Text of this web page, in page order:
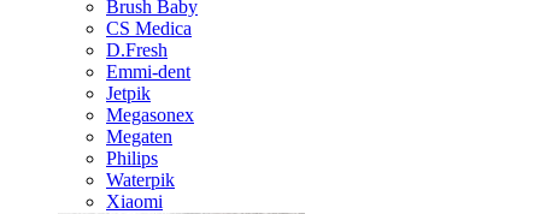
Brush Baby
CS Medica
D.Fresh
Emmi-dent
Jetpik
Megasonex
Megaten
Philips
Waterpik
Xiaomi